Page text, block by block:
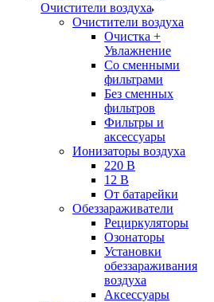
Очистители воздуха
Очистители воздуха
Очистка +
Увлажнение
Cо сменными
фильтрами
Без сменных
фильтров
Фильтры и
аксессуары
Ионизаторы воздуха
220 В
12 В
От батарейки
Обеззараживатели
Рециркуляторы
Озонаторы
Установки
обеззараживания
воздуха
Аксессуары